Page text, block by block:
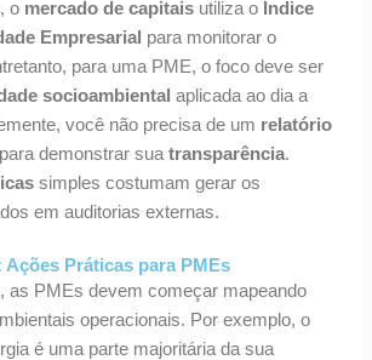
o mercado de capitais utiliza o Índice
Empresarial para monitorar o
para uma PME, o foco deve ser
socioambiental aplicada ao dia a
você não precisa de um relatório
demonstrar suatransparência.
simples costumam gerar os
em auditorias externas.
Ações Práticas para PMEs
as PMEs devem começar mapeando
operacionais. Por exemplo, o
é uma parte majoritária da sua